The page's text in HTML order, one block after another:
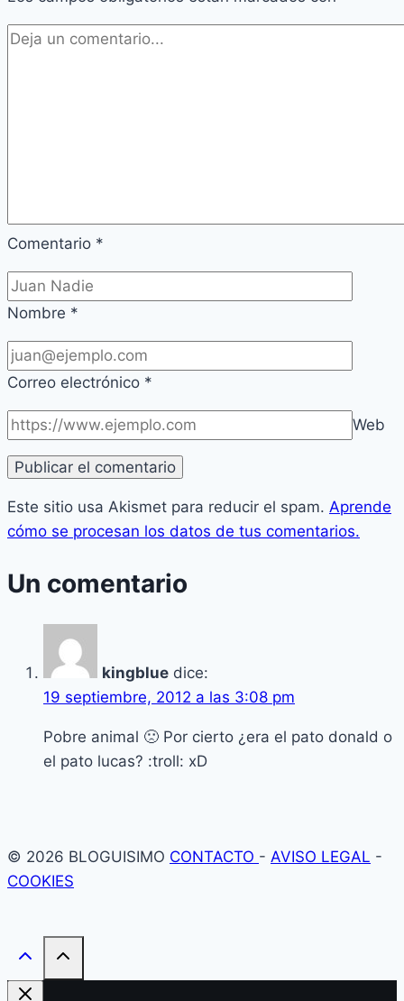
Comentario *
Nombre *
Correo electrónico *
Web
Este sitio usa Akismet para reducir el spam. Aprende
cómo se procesan los datos de tus comentarios.
Un comentario
kingblue dice:
19 septiembre, 2012 a las 3:08 pm
Pobre animal 🙁 Por cierto ¿era el pato donald o
el pato lucas? :troll: xD
© 2026 BLOGUISIMO CONTACTO - AVISO LEGAL -
COOKIES